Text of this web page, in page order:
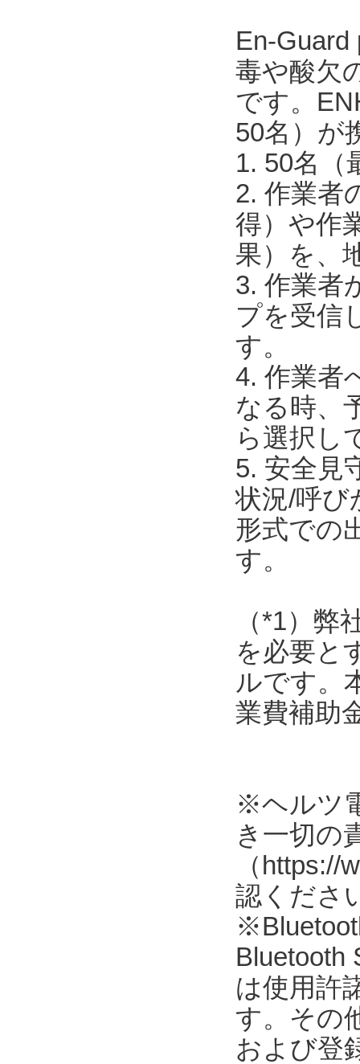
En-Guard
毒や酸欠
です。
50名）が
1. 50名（
2. 作業者
得）や作
果）を、
3. 作業者
プを受信
す。
4. 作業者
なる時、
ら選択し
5. 安全見
状況/呼び
形式での
す。
（*1）
を必要と
ルです。
業費補助
※ヘルツ
き一切の
（
認くださ
Bluetooth
は使用許
す。その
および登